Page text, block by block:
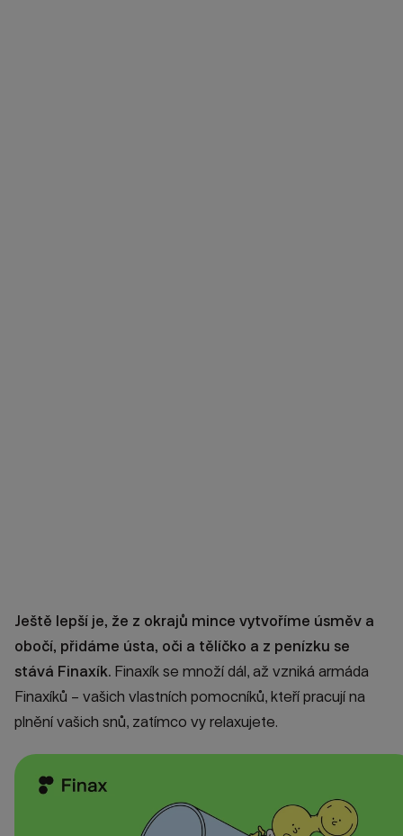
Ještě lepší je, že z okrajů mince vytvoříme úsměv a
obočí, přidáme ústa, oči a tělíčko a z penízku se
stává Finaxík. Finaxík se množí dál, až vzniká armáda
Finaxíků – vašich vlastních pomocníků, kteří pracují na
plnění vašich snů, zatímco vy relaxujete.